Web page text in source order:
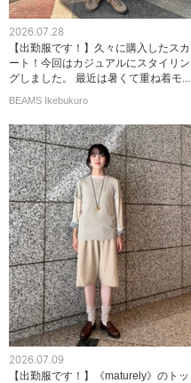
2026.07.28
【出勤服です！】久々に購入したスカ
ート！今回はカジュアルにスタイリン
グしました。 最近は暑くて重ね着モ...
BEAMS Ikebukuro
2026.07.09
【出勤服です！】《maturely》のトッ